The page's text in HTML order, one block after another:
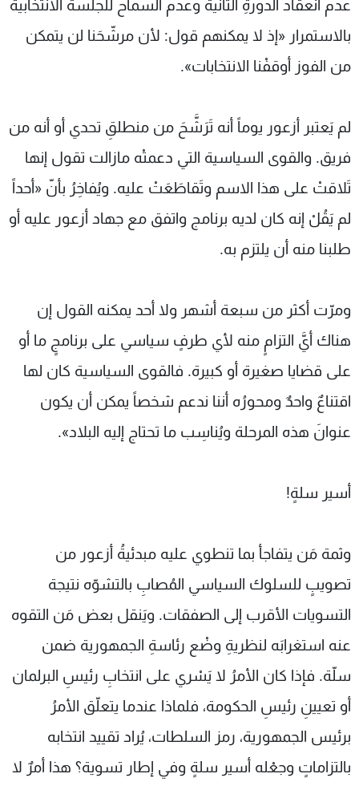
عدم انعقاد الدورةِ الثانية وعدم السماح للجلسة الانتخابية
بالاستمرار «إذ لا يمكنهم قول: لأن مرشّحَنا لن يتمكن
من الفوز أوقفْنا الانتخابات».
لم يَعتبر أزعور يوماً أنه تَرَشَّحَ من منطلقِ تحدي أو أنه من
فريق. والقوى السياسية التي دعمتْه مازالت تقول إنها
تَلاقتْ على هذا الاسم وتَقاطَعَتْ عليه. ويُفاخِرُ بأنّ «أحداً
لم يَقُلْ إنه كان لديه برنامج واتفق مع جهاد أزعور عليه أو
طلبنا منه أن يلتزم به.
ومرّت أكثر من سبعة أشهر ولا أحد يمكنه القول إن
هناك أيَّ التزامٍ منه لأي طرفٍ سياسي على برنامجٍ ما أو
على قضايا صغيرة أو كبيرة. فالقوى السياسية كان لها
اقتناعٌ واحدٌ ومحورُه أننا ندعم شخصاً يمكن أن يكون
عنوانَ هذه المرحلة ويُناسِب ما تحتاج إليه البلاد».
أسير سلةٍ!
وثمة مَن يتفاجأ بما تنطوي عليه مبدئيةُ أزعور من
تصويبٍ للسلوك السياسي المُصابِ بالتشوّه نتيجة
التسويات الأقرب إلى الصفقات. ويَنقل بعض مَن التقوه
عنه استغرابَه لنظريةِ وضْع رئاسةِ الجمهورية ضمن
سلّة. فإذا كان الأمرُ لا يَسْري على انتخابِ رئيسِ البرلمان
أو تعيينِ رئيسِ الحكومة، فلماذا عندما يتعلّق الأمرُ
برئيس الجمهورية، رمز السلطات، يُراد تقييد انتخابه
بالتزاماتٍ وجعْله أسير سلةٍ وفي إطار تسوية؟ هذا أمرٌ لا